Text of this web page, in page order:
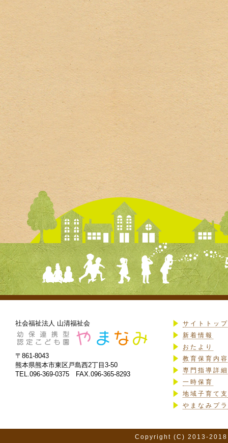
社会福祉法人 山清福祉会
〒861-8043
熊本県熊本市東区戸島西2丁目3-50
TEL.096-369-0375 FAX.096-365-8293
サイトトップ
新着情報
おたより
教育保育内
専門指導詳細
一時保育
地域子育て
やまなみプ
Copyright (C) 2013-